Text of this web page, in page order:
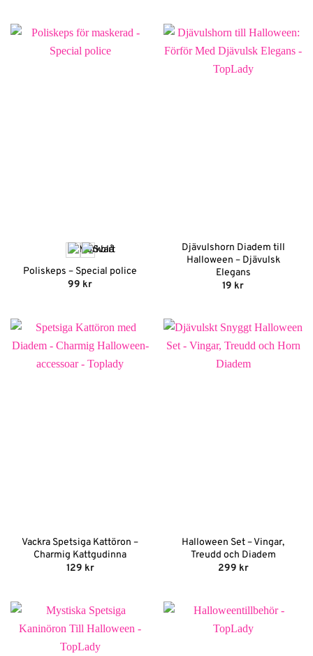
Poliskeps – Special police
99 kr
Djävulshorn Diadem till
Halloween – Djävulsk
Elegans
19 kr
Vackra Spetsiga Kattöron –
Charmig Kattgudinna
129 kr
Halloween Set – Vingar,
Treudd och Diadem
299 kr